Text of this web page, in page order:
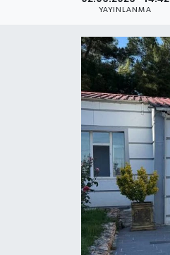
YAYINLANMA
Bi̇li̇m & Teknoloji̇